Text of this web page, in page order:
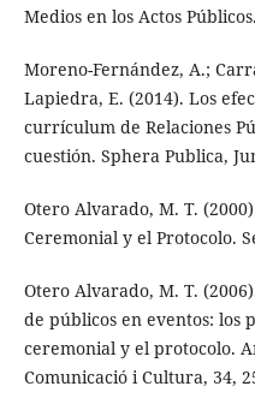
Medios en los Actos
Moreno-Fernández, A.;
Lapiedra, E. (2014). Los
currículum de Relaciones
cuestión. Sphera Publica,
Otero Alvarado, M. T.
Ceremonial y el Protocolo.
Otero Alvarado, M. T.
de públicos en eventos: los
ceremonial y el protocolo.
Comunicació i Cultura, 34,